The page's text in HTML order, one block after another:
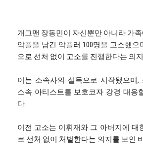
개그맨 장동민이 자신뿐만 아니라 가
악플을 남긴 악플러 100명을 고소했으
으로 선처 없이 고소를 진행한다는 의
이는 소속사의 설득으로 시작됐으며,
소속 아티스트를 보호코자 강경 대응
다.
이전 고소는 이휘재와 그 아버지에 대
로 선처 없이 처벌한다는 의지를 보인